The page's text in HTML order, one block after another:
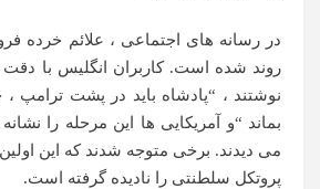
در رسانه های اجتماعی ، علائم خرده
روند شده است. کاربران انگلیس با
نوشتند ، “پادشاه باید در پشت ترامپ
بماند “و آمریکایی ها این مرحله را
می دیدند. برخی متوجه شدند که این
پروتکل سلطنتی را نادیده گرفته است.